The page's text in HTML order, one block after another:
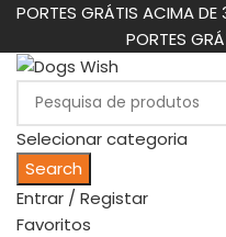
PORTES GRÁTIS ACIMA
PORTES
Selecionar categoria
Search
Entrar / Registar
Favoritos